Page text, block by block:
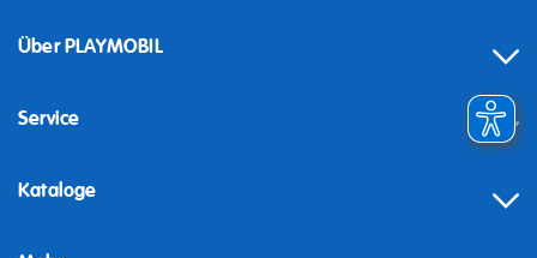
Über PLAYMOBIL
Service
Kataloge